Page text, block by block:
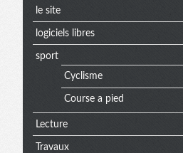
le site
logiciels libres
sport
Cyclisme
Course a pied
Lecture
Travaux